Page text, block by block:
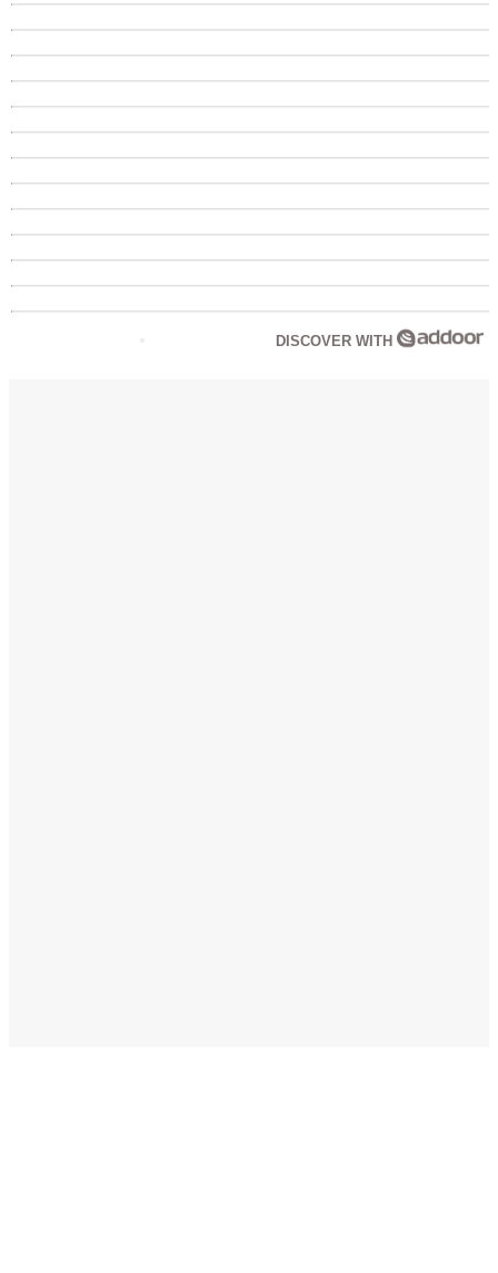
DISCOVER WITH